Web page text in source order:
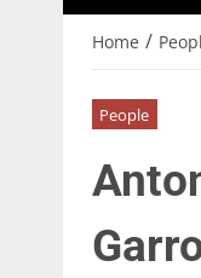
Home /
People